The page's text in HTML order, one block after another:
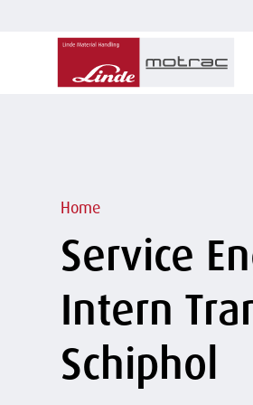
Overslaan
en naar
Kruimelpad
Home
Service
Intern
Schiphol